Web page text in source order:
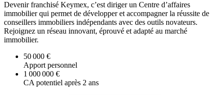
Devenir franchisé Keymex, c’est diriger un Centre d’affaires
immobilier qui permet de développer et accompagner la réussite de
conseillers immobiliers indépendants avec des outils novateurs.
Rejoignez un réseau innovant, éprouvé et adapté au marché
immobilier.
50 000 €
Apport personnel
1 000 000 €
CA potentiel après 2 ans